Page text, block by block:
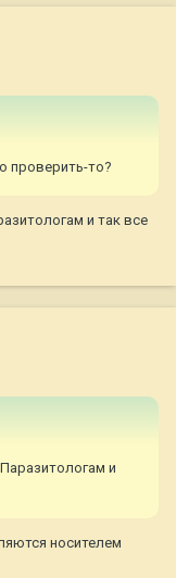
проверить-то?
и так все
и
носителем